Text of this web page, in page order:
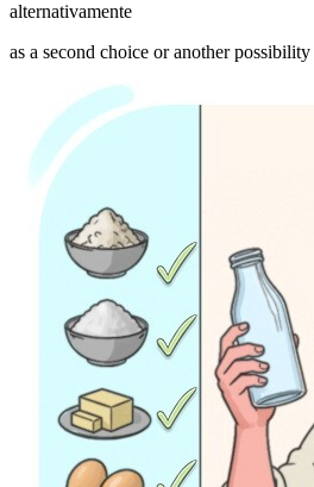
alternativamente
as a second choice or another possibility